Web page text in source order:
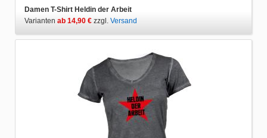
Damen T-Shirt Heldin der Arbeit
Varianten ab 14,90 € zzgl. Versand